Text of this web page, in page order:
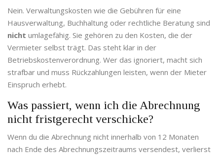
Nein. Verwaltungskosten wie die Gebühren für eine
Hausverwaltung, Buchhaltung oder rechtliche Beratung sind
nicht umlagefähig. Sie gehören zu den Kosten, die der
Vermieter selbst trägt. Das steht klar in der
Betriebskostenverordnung. Wer das ignoriert, macht sich
strafbar und muss Rückzahlungen leisten, wenn der Mieter
Einspruch erhebt.
Was passiert, wenn ich die Abrechnung
nicht fristgerecht verschicke?
Wenn du die Abrechnung nicht innerhalb von 12 Monaten
nach Ende des Abrechnungszeitraums versendest, verlierst